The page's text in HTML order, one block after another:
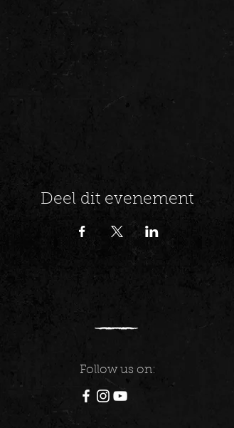
Deel dit evenement
Follow us on: